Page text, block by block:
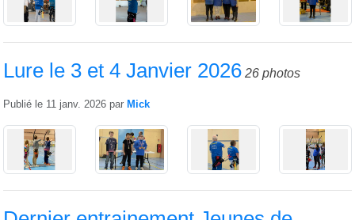
Lure le 3 et 4 Janvier 2026 26 photos
Publié le 11 janv. 2026 par Mick